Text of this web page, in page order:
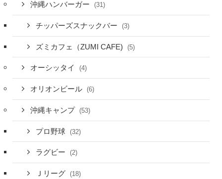
沖縄ハンバーガー (31)
チッパーズスナックバー (3)
ズミカフェ（ZUMI CAFE) (5)
オーシッタイ (4)
オリオンビール (6)
沖縄キャンプ (53)
プロ野球 (32)
ラグビー (2)
Ｊリーグ (18)